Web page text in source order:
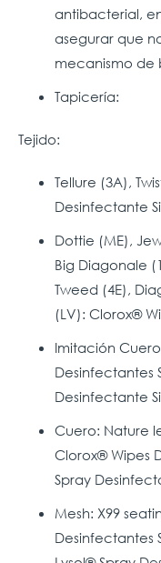
antibacterial,
asegurar que
mecanismo de
Tapicería:
Tejido:
Tellure (3A),
Desinfectante
Dottie (ME),
Big Diagonale
Tweed (4E),
(LV): Clorox®
Imitación
Desinfectantes
Desinfectante
Cuero: Nature
Clorox® Wipes
Spray
Mesh: X99
Desinfectantes